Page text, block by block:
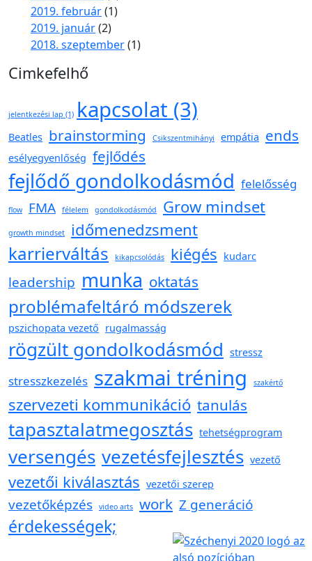
2019. február(1)
2019. január(2)
2018. szeptember(1)
Cimkefelhő
jelentkezési lap (1) kapcsolat (3)
Beatles brainstorming Csikszentmihányi empátia ends
esélyegyenlőség fejlődés
fejlődő gondolkodásmód felelősség
flow FMA félelem gondolkodásmód Grow mindset
growth mindset időmenedzsment
karrierváltás kikapcsolódás kiégés kudarc
leadership munka oktatás
problémafeltáró módszerek
pszichopata vezető rugalmasság
rögzült gondolkodásmód stressz
stresszkezelés szakmai tréning szakértő
szervezeti kommunikáció tanulás
tapasztalatmegosztás tehetségprogram
versengés vezetésfejlesztés vezető
vezetői kiválasztás vezetői szerep
vezetőképzés video arts work Z generáció
érdekességek;